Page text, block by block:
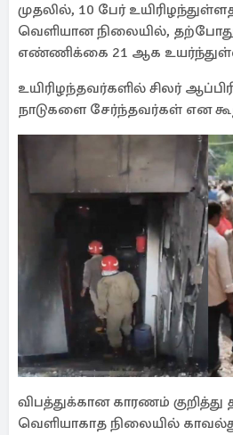
முதலில், 10 பேர்
வெளியான நிலையில், தற்போது
எண்ணிக்கை 21 ஆக
உயிரிழந்தவர்களில் சிலர்
நாடுகளை சேர்ந்தவர்கள் என
விபத்துக்கான காரணம்
வெளியாகாத நிலையில்